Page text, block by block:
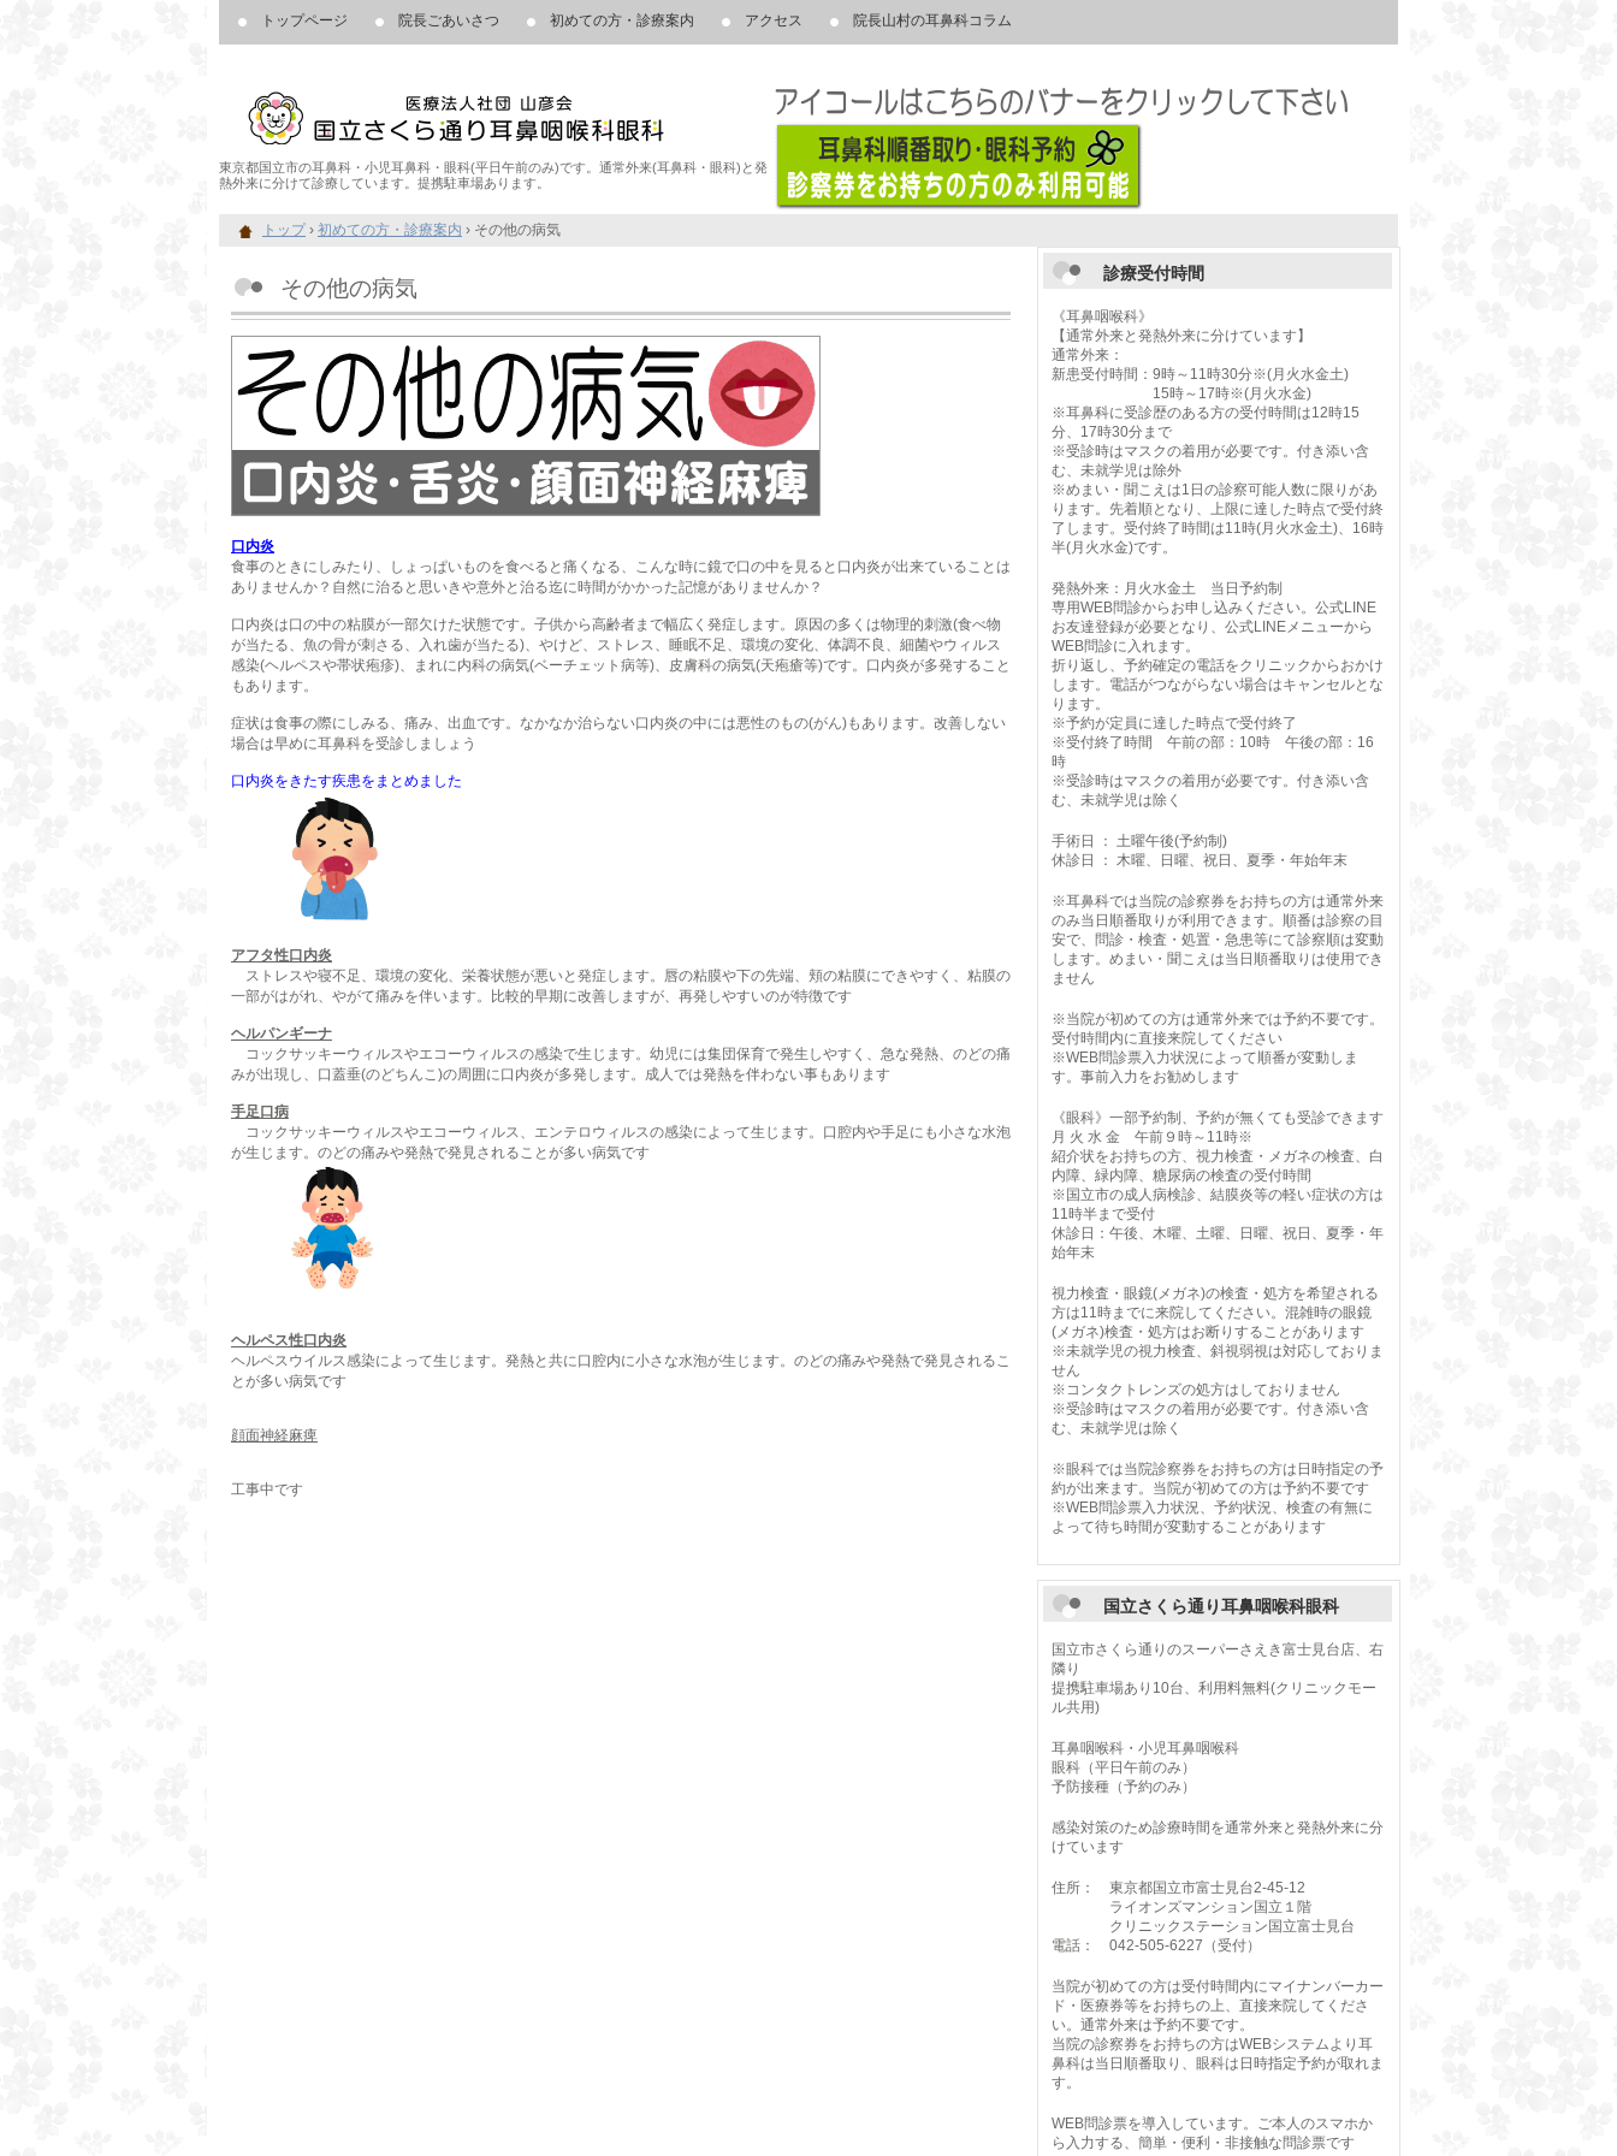
東京都国立市の耳鼻科・小児耳鼻科・眼科(平日午前のみ)です。通常外来(耳鼻科・眼科)と発
熱外来に分けて診療しています。提携駐車場あります。
トップページ 院長ごあいさつ 初めての方・診療案内 アクセス 院長山村の耳鼻科コラム
トップ › 初めての方・診療案内 › その他の病気
その他の病気
口内炎
食事のときにしみたり、しょっぱいものを食べると痛くなる、こんな時に鏡で口の中を見ると口内炎が出来ていることは
ありませんか？自然に治ると思いきや意外と治る迄に時間がかかった記憶がありませんか？
口内炎は口の中の粘膜が一部欠けた状態です。子供から高齢者まで幅広く発症します。原因の多くは物理的刺激(食べ物
が当たる、魚の骨が刺さる、入れ歯が当たる)、やけど、ストレス、睡眠不足、環境の変化、体調不良、細菌やウィルス
感染(ヘルペスや帯状疱疹)、まれに内科の病気(ベーチェット病等)、皮膚科の病気(天疱瘡等)です。口内炎が多発すること
もあります。
症状は食事の際にしみる、痛み、出血です。なかなか治らない口内炎の中には悪性のもの(がん)もあります。改善しない
場合は早めに耳鼻科を受診しましょう
口内炎をきたす疾患をまとめました
アフタ性口内炎
ストレスや寝不足、環境の変化、栄養状態が悪いと発症します。唇の粘膜や下の先端、頬の粘膜にできやすく、粘膜の
一部がはがれ、やがて痛みを伴います。比較的早期に改善しますが、再発しやすいのが特徴です
ヘルパンギーナ
コックサッキーウィルスやエコーウィルスの感染で生じます。幼児には集団保育で発生しやすく、急な発熱、のどの痛
みが出現し、口蓋垂(のどちんこ)の周囲に口内炎が多発します。成人では発熱を伴わない事もあります
手足口病
コックサッキーウィルスやエコーウィルス、エンテロウィルスの感染によって生じます。口腔内や手足にも小さな水泡
が生じます。のどの痛みや発熱で発見されることが多い病気です
ヘルペス性口内炎
ヘルペスウイルス感染によって生じます。発熱と共に口腔内に小さな水泡が生じます。のどの痛みや発熱で発見されるこ
とが多い病気です
顔面神経麻痺
工事中です
診療受付時間
《耳鼻咽喉科》
【通常外来と発熱外来に分けています】
通常外来：
新患受付時間：9時～11時30分※(月火水金土)
15時～17時※(月火水金)
※耳鼻科に受診歴のある方の受付時間は12時15
分、17時30分まで
※受診時はマスクの着用が必要です。付き添い含
む、未就学児は除外
※めまい・聞こえは1日の診察可能人数に限りがあ
ります。先着順となり、上限に達した時点で受付終
了します。受付終了時間は11時(月火水金土)、16時
半(月火水金)です。
発熱外来：月火水金土 当日予約制
専用WEB問診からお申し込みください。公式LINE
お友達登録が必要となり、公式LINEメニューから
WEB問診に入れます。
折り返し、予約確定の電話をクリニックからおかけ
します。電話がつながらない場合はキャンセルとな
ります。
※予約が定員に達した時点で受付終了
※受付終了時間 午前の部：10時 午後の部：16
時
※受診時はマスクの着用が必要です。付き添い含
む、未就学児は除く
手術日 ： 土曜午後(予約制)
休診日 ： 木曜、日曜、祝日、夏季・年始年末
※耳鼻科では当院の診察券をお持ちの方は通常外来
のみ当日順番取りが利用できます。順番は診察の目
安で、問診・検査・処置・急患等にて診察順は変動
します。めまい・聞こえは当日順番取りは使用でき
ません
※当院が初めての方は通常外来では予約不要です。
受付時間内に直接来院してください
※WEB問診票入力状況によって順番が変動しま
す。事前入力をお勧めします
《眼科》一部予約制、予約が無くても受診できます
月 火 水 金 午前９時～11時※
紹介状をお持ちの方、視力検査・メガネの検査、白
内障、緑内障、糖尿病の検査の受付時間
※国立市の成人病検診、結膜炎等の軽い症状の方は
11時半まで受付
休診日：午後、木曜、土曜、日曜、祝日、夏季・年
始年末
視力検査・眼鏡(メガネ)の検査・処方を希望される
方は11時までに来院してください。混雑時の眼鏡
(メガネ)検査・処方はお断りすることがあります
※未就学児の視力検査、斜視弱視は対応しておりま
せん
※コンタクトレンズの処方はしておりません
※受診時はマスクの着用が必要です。付き添い含
む、未就学児は除く
※眼科では当院診察券をお持ちの方は日時指定の予
約が出来ます。当院が初めての方は予約不要です
※WEB問診票入力状況、予約状況、検査の有無に
よって待ち時間が変動することがあります
国立さくら通り耳鼻咽喉科眼科
国立市さくら通りのスーパーさえき富士見台店、右
隣り
提携駐車場あり10台、利用料無料(クリニックモー
ル共用)
耳鼻咽喉科・小児耳鼻咽喉科
眼科（平日午前のみ）
予防接種（予約のみ）
感染対策のため診療時間を通常外来と発熱外来に分
けています
住所： 東京都国立市富士見台2-45-12
ライオンズマンション国立１階
クリニックステーション国立富士見台
電話： 042-505-6227（受付）
当院が初めての方は受付時間内にマイナンバーカー
ド・医療券等をお持ちの上、直接来院してくださ
い。通常外来は予約不要です。
当院の診察券をお持ちの方はWEBシステムより耳
鼻科は当日順番取り、眼科は日時指定予約が取れま
す。
WEB問診票を導入しています。ご本人のスマホか
ら入力する、簡単・便利・非接触な問診票です